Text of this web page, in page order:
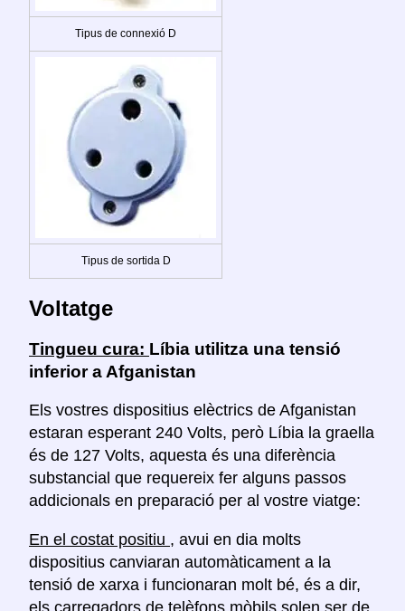
Tipus de connexió D
Tipus de sortida D
Voltatge
Tingueu cura: Líbia utilitza una tensió
inferior a Afganistan
Els vostres dispositius elèctrics de Afganistan
estaran esperant 240 Volts, però Líbia la graella
és de 127 Volts, aquesta és una diferència
substancial que requereix fer alguns passos
addicionals en preparació per al vostre viatge:
En el costat positiu , avui en dia molts
dispositius canviaran automàticament a la
tensió de xarxa i funcionaran molt bé, és a dir,